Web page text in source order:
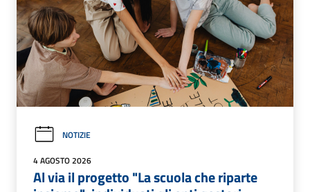
NOTIZIE
4 AGOSTO 2026
Al via il progetto "La scuola che riparte